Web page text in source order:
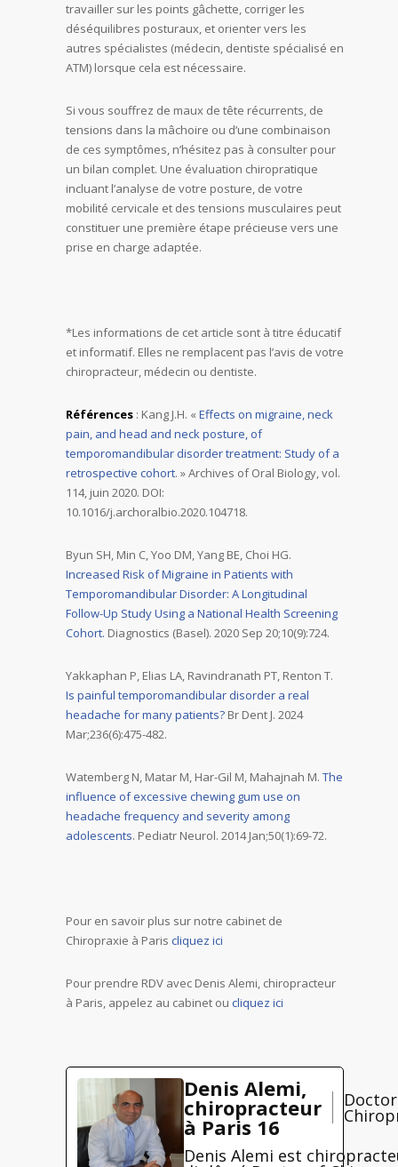
travailler sur les points gâchette, corriger les
déséquilibres posturaux, et orienter vers les
autres spécialistes (médecin, dentiste spécialisé en
ATM) lorsque cela est nécessaire.
Si vous souffrez de maux de tête récurrents, de
tensions dans la mâchoire ou d’une combinaison
de ces symptômes, n’hésitez pas à consulter pour
un bilan complet. Une évaluation chiropratique
incluant l’analyse de votre posture, de votre
mobilité cervicale et des tensions musculaires peut
constituer une première étape précieuse vers une
prise en charge adaptée.
*Les informations de cet article sont à titre éducatif
et informatif. Elles ne remplacent pas l’avis de votre
chiropracteur, médecin ou dentiste.
Références : Kang J.H. «Effects on migraine, neck
pain, and head and neck posture, of
temporomandibular disorder treatment: Study of a
retrospective cohort. » Archives of Oral Biology, vol.
114, juin 2020. DOI:
10.1016/j.archoralbio.2020.104718.
Byun SH, Min C, Yoo DM, Yang BE, Choi HG.
Increased Risk of Migraine in Patients with
Temporomandibular Disorder: A Longitudinal
Follow-Up Study Using a National Health Screening
Cohort. Diagnostics (Basel). 2020 Sep 20;10(9):724.
Yakkaphan P, Elias LA, Ravindranath PT, Renton T.
Is painful temporomandibular disorder a real
headache for many patients? Br Dent J. 2024
Mar;236(6):475-482.
Watemberg N, Matar M, Har-Gil M, Mahajnah M. The
influence of excessive chewing gum use on
headache frequency and severity among
adolescents. Pediatr Neurol. 2014 Jan;50(1):69-72.
Pour en savoir plus sur notre cabinet de
Chiropraxie à Paris cliquez ici
Pour prendre RDV avec Denis Alemi, chiropracteur
à Paris, appelez au cabinet ou cliquez ici
Denis Alemi,
chiropracteur
à Paris 16
Denis Alemi est